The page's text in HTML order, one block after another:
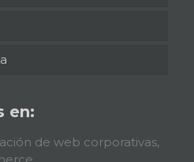
en:
de web corporativas,